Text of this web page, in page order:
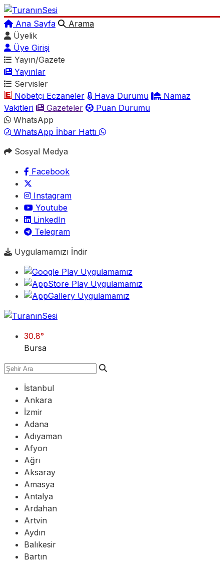
Ana Sayfa
Arama
Üyelik
Üye Girişi
Yayın/Gazete
Yayınlar
Servisler
Nöbetçi Eczaneler
Hava Durumu
Namaz
Vakitleri
Gazeteler
Puan Durumu
WhatsApp
WhatsApp İhbar Hattı
Sosyal Medya
Facebook
Instagram
Youtube
LinkedIn
Telegram
Uygulamamızı İndir
30.8°
Bursa
İstanbul
Ankara
İzmir
Adana
Adıyaman
Afyon
Ağrı
Aksaray
Amasya
Antalya
Ardahan
Artvin
Aydın
Balıkesir
Bartın